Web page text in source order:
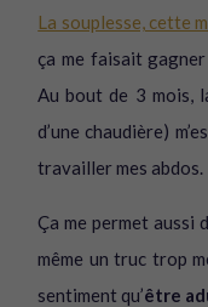
La souplesse, cette
ça me faisait gagner
Au bout de 3 mois,
d’une chaudière)
travailler mes abdos.
Ça me permet aussi
même un truc trop
sentiment qu’être